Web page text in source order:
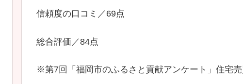
信頼度の口コミ／69点
総合評価／84点
※第7回「福岡市のふるさと貢献アンケート」住宅